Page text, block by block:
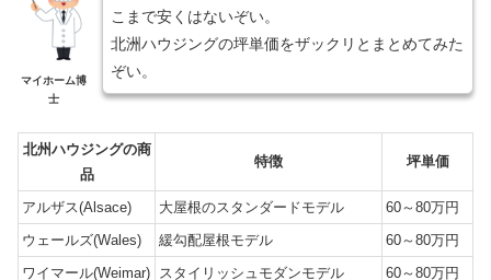
マイホーム博
士
こまで安くはないぞい。
北洲ハウジングの坪単価をザックリとまとめてみた
ぞい。
北州ハウジングの商
品
特徴 坪単価
アルザス(Alsace) 大屋根のスタンダードモデル
60～80万円
ウェールズ(Wales)
緩勾配屋根モデル
60～80万円
ワイマール(Weimar) スタイリッシュモダンモデル
60～80万円